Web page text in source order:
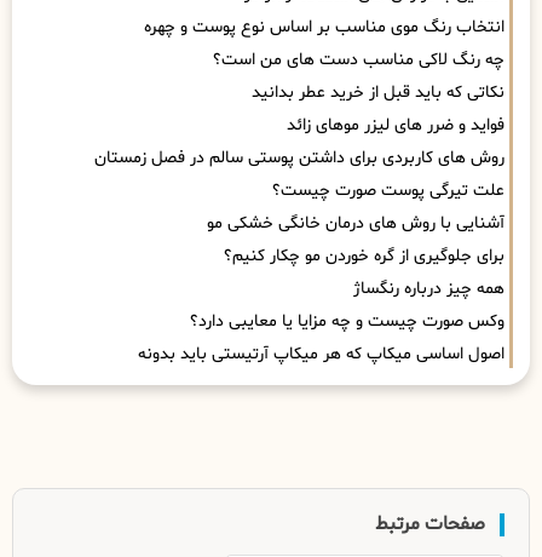
انتخاب رنگ موی مناسب بر اساس نوع پوست و چهره
چه رنگ لاکی مناسب دست های من است؟
نکاتی که باید قبل از خرید عطر بدانید
فواید و ضرر های لیزر موهای زائد
روش های کاربردی برای داشتن پوستی سالم در فصل زمستان
علت تیرگی پوست صورت چیست؟
آشنایی با روش های درمان خانگی خشکی مو
برای جلوگیری از گره خوردن مو چکار کنیم؟
همه چیز درباره رنگساژ
وکس صورت چیست و چه مزایا یا معایبی دارد؟
اصول اساسی میکاپ که هر میکاپ آرتیستی باید بدونه
صفحات مرتبط